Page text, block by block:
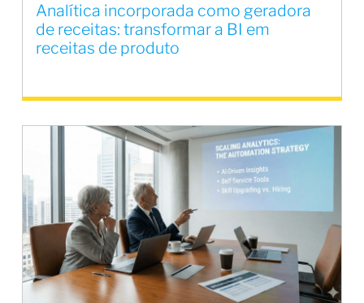
Analítica incorporada como geradora
de receitas: transformar a BI em
receitas de produto